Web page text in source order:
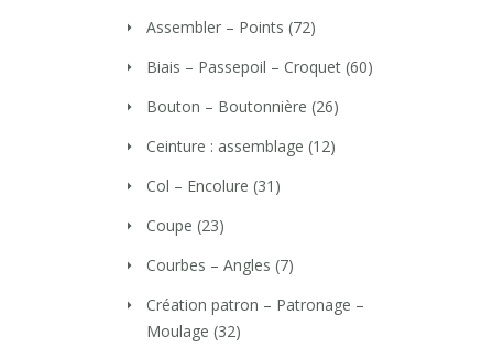
Assembler – Points (72)
Biais – Passepoil – Croquet (60)
Bouton – Boutonnière (26)
Ceinture : assemblage (12)
Col – Encolure (31)
Coupe (23)
Courbes – Angles (7)
Création patron – Patronage –
Moulage (32)